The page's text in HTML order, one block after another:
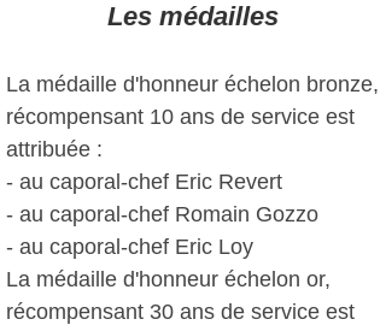
Les médailles
La médaille d'honneur échelon bronze,
récompensant 10 ans de service est
attribuée :
- au caporal-chef Eric Revert
- au caporal-chef Romain Gozzo
- au caporal-chef Eric Loy
La médaille d'honneur échelon or,
récompensant 30 ans de service est